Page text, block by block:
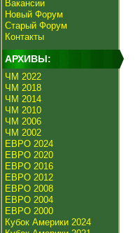
Вакансии
Новый Форум
Старый Форум
Контакты
АРХИВЫ:
ЧМ 2022
ЧМ 2018
ЧМ 2014
ЧМ 2010
ЧМ 2006
ЧМ 2002
ЕВРО 2024
ЕВРО 2020
ЕВРО 2016
ЕВРО 2012
ЕВРО 2008
ЕВРО 2004
ЕВРО 2000
Кубок Америки 2024